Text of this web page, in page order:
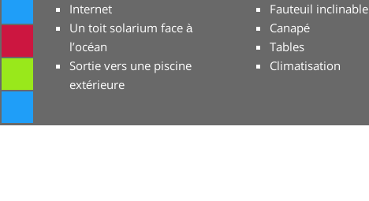
Internet
Un toit solarium face à
l’océan
Sortie vers une piscine
extérieure
Fauteuil inclinable
Canapé
Tables
Climatisation